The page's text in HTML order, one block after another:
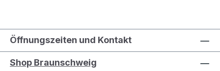
Öffnungszeiten und Kontakt
Shop Braunschweig